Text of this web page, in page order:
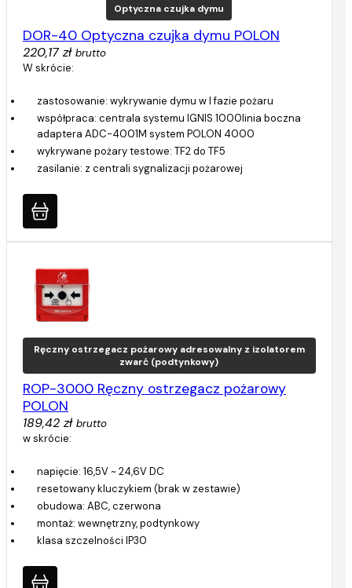
Optyczna czujka dymu
DOR-40 Optyczna czujka dymu POLON
220,17 zł brutto
W skrócie:
zastosowanie: wykrywanie dymu w I fazie pożaru
współpraca: centrala systemu IGNIS 1000linia boczna
adaptera ADC-4001M system POLON 4000
wykrywane pożary testowe: TF2 do TF5
zasilanie: z centrali sygnalizacji pożarowej
Ręczny ostrzegacz pożarowy adresowalny z izolatorem
zwarć (podtynkowy)
ROP-3000 Ręczny ostrzegacz pożarowy
POLON
189,42 zł brutto
w skrócie:
napięcie: 16,5V ~ 24,6V DC
resetowany kluczykiem (brak w zestawie)
obudowa: ABC, czerwona
montaż: wewnętrzny, podtynkowy
klasa szczelności IP30